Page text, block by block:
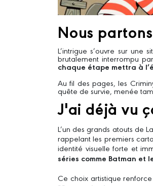
Nous
L’intrigue s’ouvre sur
brutalement interrompu
chaque étape mettra à
Au fil des pages, les
quête de survie, menée
J'ai déjà vu
L’un des grands atouts de
rappelant les premiers
identité visuelle forte et
séries comme Batman et
Ce choix artistique